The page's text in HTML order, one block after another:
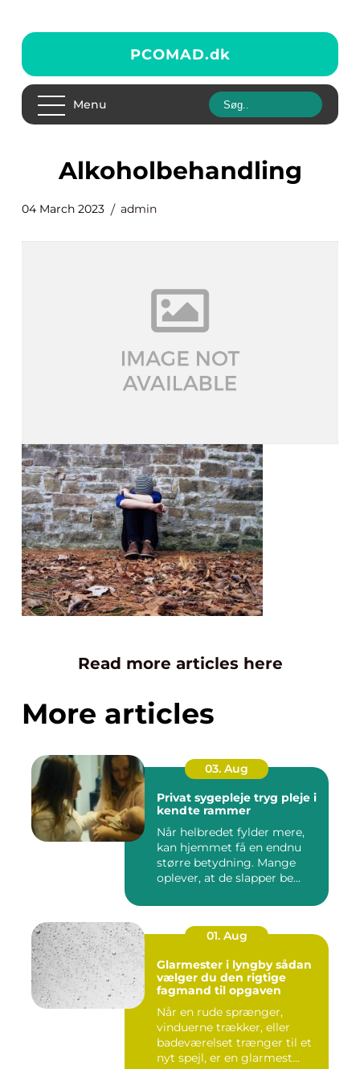
PCOMAD.dk
Menu
alkoholbehandling
04 March 2023 admin
Read more articles here
More articles
03. Aug
Privat sygepleje tryg pleje i
kendte rammer
Når helbredet fylder mere,
kan hjemmet få en endnu
større betydning. Mange
oplever, at de slapper be...
01. Aug
Glarmester i lyngby sådan
vælger du den rigtige
fagmand til opgaven
Når en rude sprænger,
vinduerne trækker, eller
badeværelset trænger til et
nyt spejl, er en glarmest...